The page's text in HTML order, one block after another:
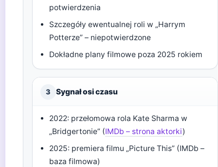
potwierdzenia
Szczegóły ewentualnej roli w „Harrym
Potterze” – niepotwierdzone
Dokładne plany filmowe poza 2025 rokiem
3 Sygnał osi czasu
2022: przełomowa rola Kate Sharma w
„Bridgertonie” (IMDb – strona aktorki)
2025: premiera filmu „Picture This” (IMDb –
baza filmowa)